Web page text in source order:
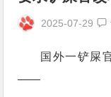
2025-07-29
国外一铲屎
——